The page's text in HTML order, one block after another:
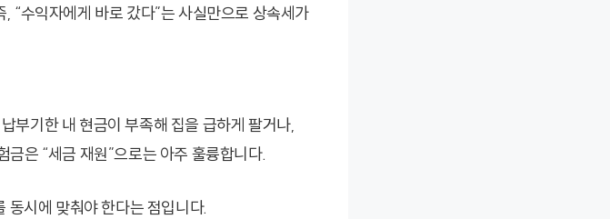
“수익자에게 바로 갔다”는 사실만으로 상속세가
부기한 내 현금이 부족해 집을 급하게 팔거나,
은 “세금 재원”으로는 아주 훌륭합니다.
동시에 맞춰야 한다는 점입니다.